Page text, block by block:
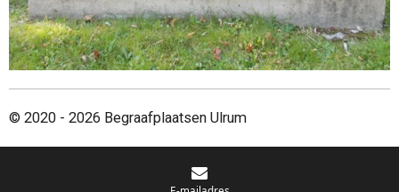
© 2020 - 2026 Begraafplaatsen Ulrum